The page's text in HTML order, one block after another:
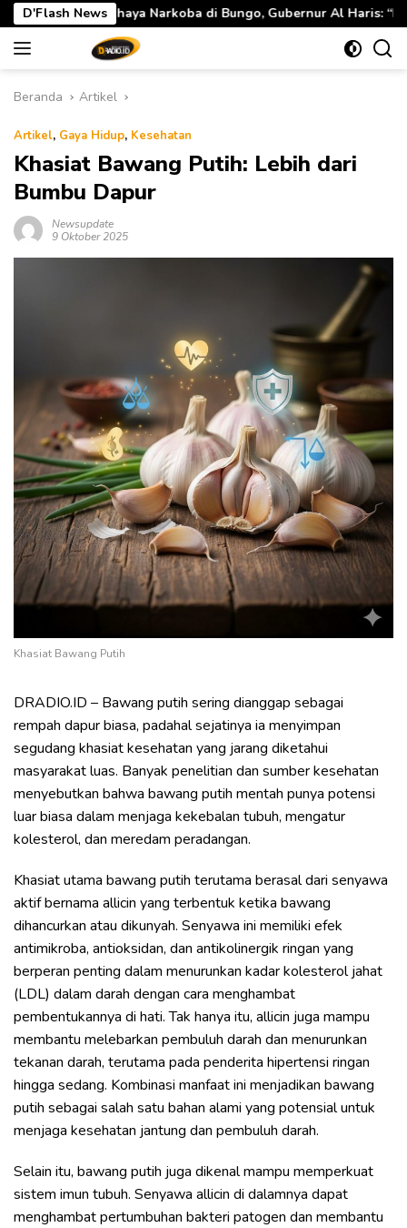
Langsung
ke
konten
D'Flash News
Gubernur Al Haris: “Kalau anak-anakku bisa jaga diri,
Beranda Artikel
Artikel, Gaya Hidup, Kesehatan
Khasiat Bawang Putih: Lebih dari
Bumbu Dapur
Newsupdate
9 Oktober 2025
Khasiat Bawang Putih
DRADIO.ID – Bawang putih sering dianggap sebagai
rempah dapur biasa, padahal sejatinya ia menyimpan
segudang khasiat kesehatan yang jarang diketahui
masyarakat luas. Banyak penelitian dan sumber kesehatan
menyebutkan bahwa bawang putih mentah punya potensi
luar biasa dalam menjaga kekebalan tubuh, mengatur
kolesterol, dan meredam peradangan.
Khasiat utama bawang putih terutama berasal dari senyawa
aktif bernama allicin yang terbentuk ketika bawang
dihancurkan atau dikunyah. Senyawa ini memiliki efek
antimikroba, antioksidan, dan antikolinergik ringan yang
berperan penting dalam menurunkan kadar kolesterol jahat
(LDL) dalam darah dengan cara menghambat
pembentukannya di hati. Tak hanya itu, allicin juga mampu
membantu melebarkan pembuluh darah dan menurunkan
tekanan darah, terutama pada penderita hipertensi ringan
hingga sedang. Kombinasi manfaat ini menjadikan bawang
putih sebagai salah satu bahan alami yang potensial untuk
menjaga kesehatan jantung dan pembuluh darah.
Selain itu, bawang putih juga dikenal mampu memperkuat
sistem imun tubuh. Senyawa allicin di dalamnya dapat
menghambat pertumbuhan bakteri patogen dan membantu